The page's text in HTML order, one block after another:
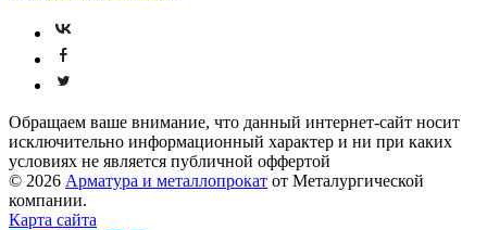
Обращаем ваше внимание, что данный интернет-сайт носит
исключительно информационный характер и ни при каких
условиях не является публичной оффертой
© 2026 Арматура и металлопрокат от Металургической
компании.
Карта сайта